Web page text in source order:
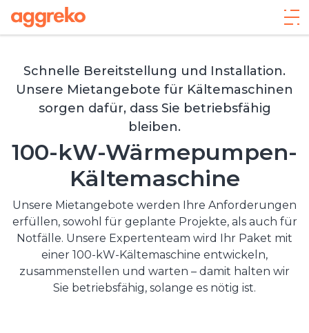
Schnelle Bereitstellung und Installation.
Unsere Mietangebote für Kältemaschinen
sorgen dafür, dass Sie betriebsfähig
bleiben.
100-kW-Wärmepumpen-
Kältemaschine
Unsere Mietangebote werden Ihre Anforderungen
erfüllen, sowohl für geplante Projekte, als auch für
Notfälle. Unsere Expertenteam wird Ihr Paket mit
einer 100-kW-Kältemaschine entwickeln,
zusammenstellen und warten – damit halten wir
Sie betriebsfähig, solange es nötig ist.